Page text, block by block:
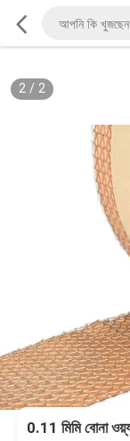
2/ 2
0.11 মিমি বোনা